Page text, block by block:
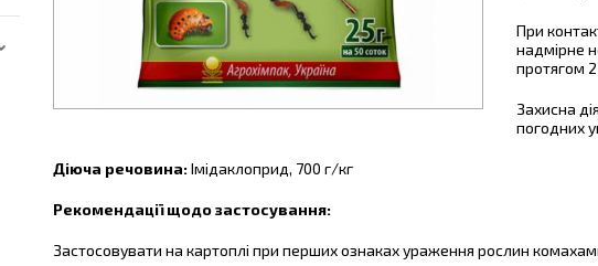
При
надмірне
протягом
Захисна
погодних
Діюча речовина:Імідаклоприд, 700 г/кг
Рекомендації щодо застосування:
Застосовувати на картоплі при перших ознаках ураження рослин